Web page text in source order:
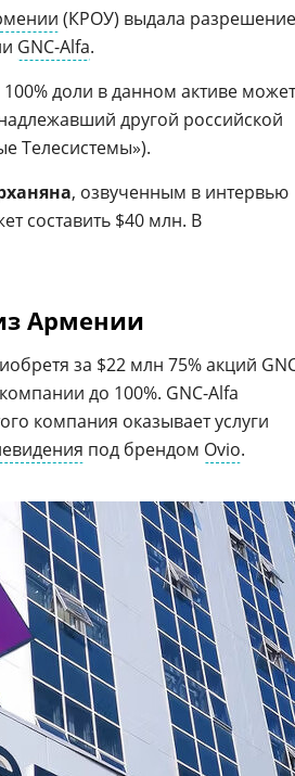
(КРОУ) выдала разрешение
GNC-Alfa.
доли в данном активе может
другой российской
Телесистемы»).
, озвученным в интервью
составить $40 млн. В
Армении
за $22 млн 75% акций
до 100%. GNC-Alfa
компания оказывает услуги
под брендом Ovio.